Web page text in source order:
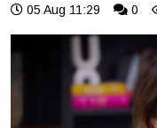
05 Aug 11:29 0